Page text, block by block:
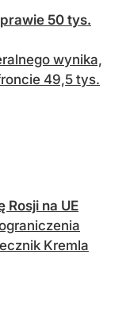
50 tys.
wynika,
49,5 tys.
Rosji na UE
Kremla